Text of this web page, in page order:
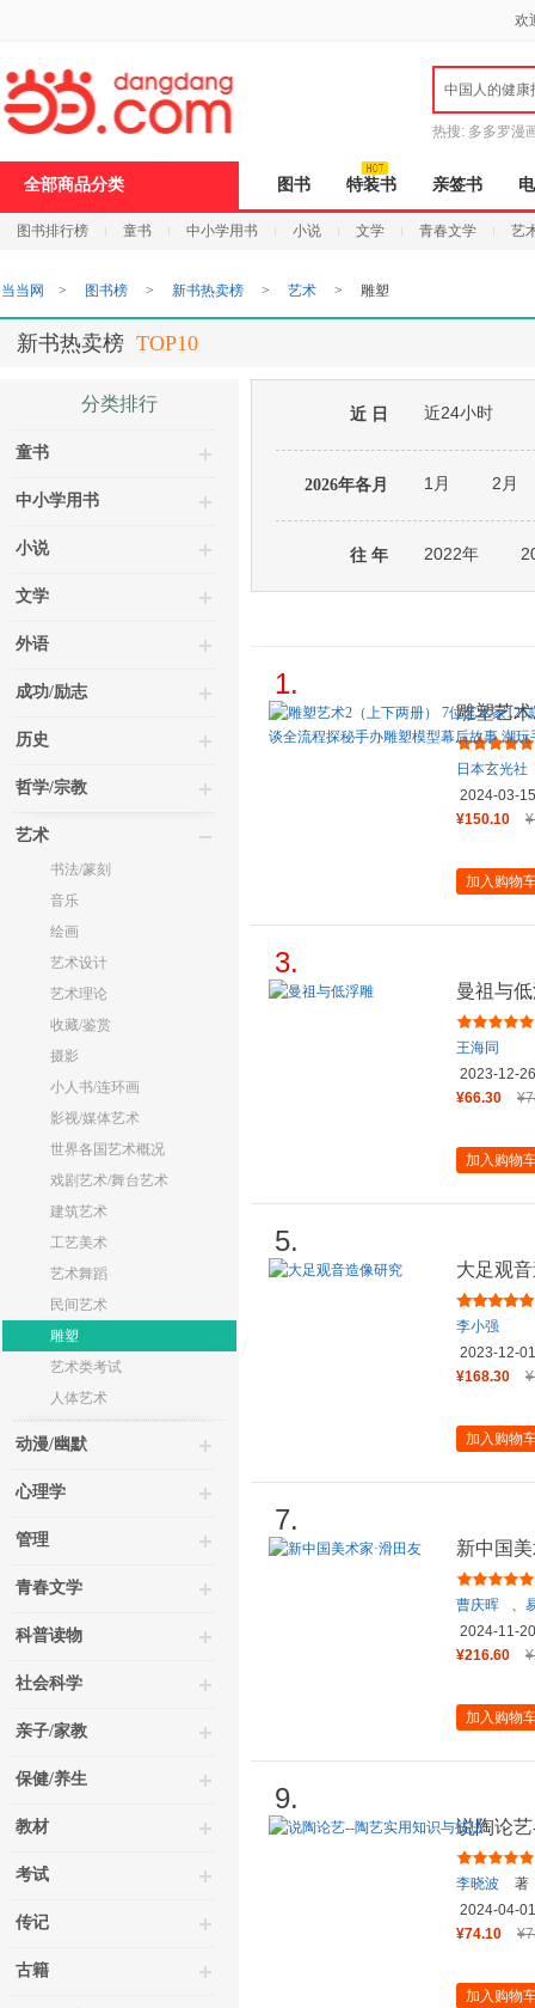
欢
中国人的健康
热搜: 多多罗漫
全部商品分类 图书 特装书 亲签书
图书排行榜 童书 中小学用书 小说 文学 青春文学 艺
打
开
无
障
页
加
当当网 > 图书榜 > 新书热卖榜 > 艺术 > 雕塑
新书热卖榜 TOP10
分类排行
童书
中小学用书
小说
文学
外语
成功/励志
历史
哲学/宗教
艺术
书法/篆刻
音乐
绘画
艺术设计
艺术理论
收藏/鉴赏
摄影
小人书/连环画
影视/媒体艺术
世界各国艺术概况
戏剧艺术/舞台艺术
建筑艺术
工艺美术
艺术舞蹈
民间艺术
雕塑
艺术类考试
人体艺术
动漫/幽默
心理学
管理
青春文学
科普读物
社会科学
亲子/家教
保健/养生
教材
考试
传记
古籍
近 日 近24小时
2026年各月 1月 2月
往 年 2022年
1.
雕塑艺
原创设
日本玄光社
2024-03-15
¥150.10
加入购物
3.
曼祖与
王海同
2023-12-26
¥66.30
加入购物
5.
大足观
李小强
2023-12-01
¥168.30
加入购物
7.
新中国
曹庆晖 、
2024-11-20
¥216.60
加入购物
9.
说陶论
李晓波
著
2024-04-01
¥74.10
加入购物